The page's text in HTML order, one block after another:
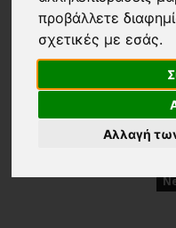
προβάλλετε
σχετικές με εσάς.
Αλλαγή
Vittorio
74,90€